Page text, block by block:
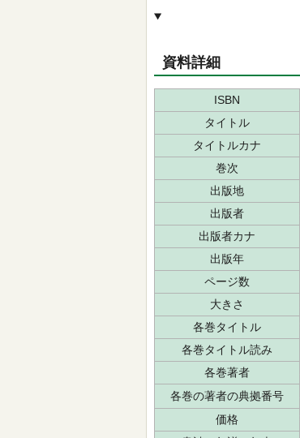
資料詳細
ISBN
タイトル
タイトルカナ
巻次
出版地
出版者
出版者カナ
出版年
ページ数
大きさ
各巻タイトル
各巻タイトル読み
各巻著者
各巻の著者の典拠番号
価格